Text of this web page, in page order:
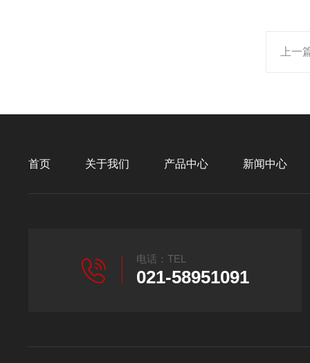
上一
首页 关于我们 产品中心 新闻中心
电话：TEL
021-58951091